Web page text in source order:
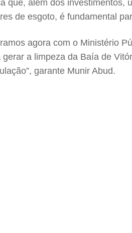
que, além dos
de esgoto, é fundamental
agora com o Ministério
a limpeza da Baía de
garante Munir Abud.